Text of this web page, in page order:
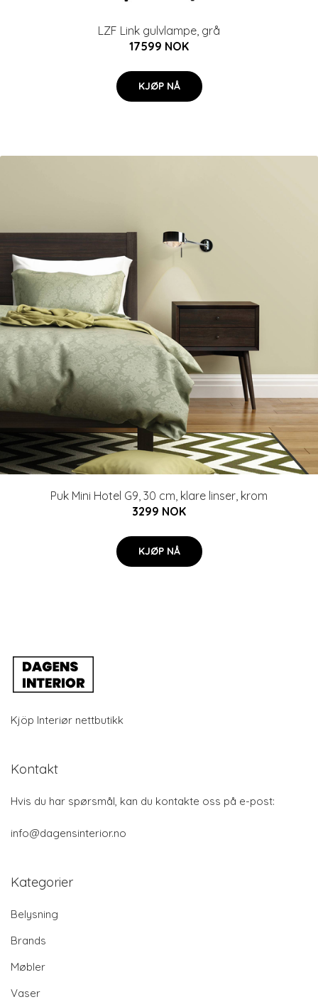
LZF Link gulvlampe, grå
17599 NOK
KJØP NÅ
Puk Mini Hotel G9, 30 cm, klare linser, krom
3299 NOK
KJØP NÅ
Kjöp Interiør nettbutikk
Kontakt
Hvis du har spørsmål, kan du kontakte oss på e-post:
info@dagensinterior.no
Kategorier
Belysning
Brands
Møbler
Vaser